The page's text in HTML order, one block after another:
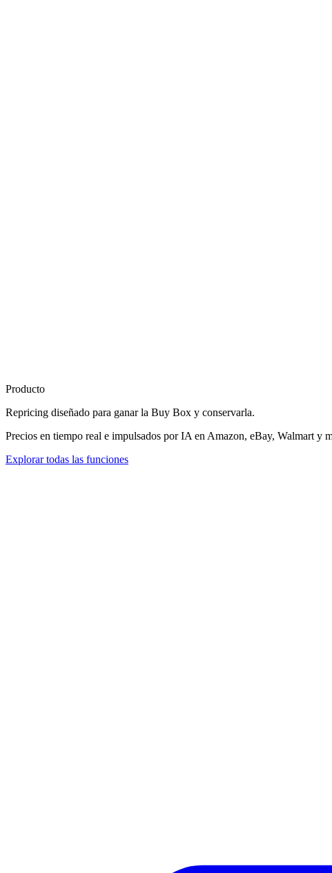
Producto
Repricing diseñado para ganar la Buy Box y conservarla.
Precios en tiempo real e impulsados por IA en Amazon, eBay, Walmart y
Explorar todas las funciones